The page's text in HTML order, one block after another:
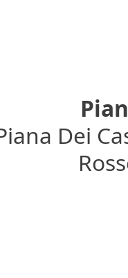
Dei